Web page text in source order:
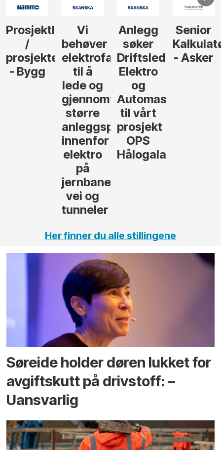
Anlegg
søker
Driftsleder
Elektro
Automasjon
Hålogalandsvegen
Senior
Kalkulatør
- Asker
Senior
Tilbudsleder
Anlegg
- Oslo
Her finner du alle stillingene
Søreide holder døren lukket for
avgiftskutt på drivstoff: –
Uansvarlig